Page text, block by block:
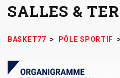
SALLES &
BASKET77 > PÔLE SPORTIF >